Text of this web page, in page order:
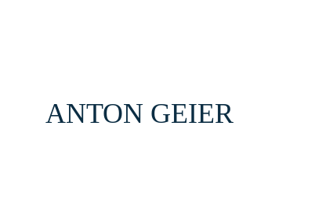
ANTON GEIER